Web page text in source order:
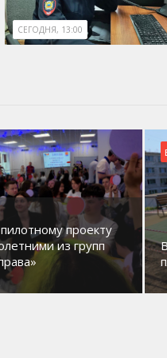
СЕГОДНЯ, 13:00
проекту
из групп